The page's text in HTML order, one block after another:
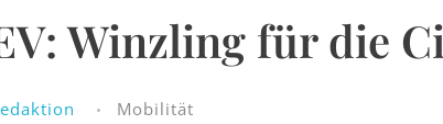
Winzling für die
Mobilität